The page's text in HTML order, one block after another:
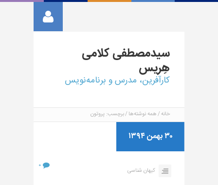
سیدمصطفیکلامی
هِریس
کارآفرین، مدرس و برنامه‌نویس
خانه همه نوشته‌ها برچسب: پروتون
۳۰ بهمن ۱۳۹۴
کیهان شناسی
۰